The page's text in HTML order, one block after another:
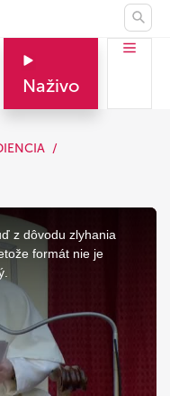
Naživo
z dôvodu zlyhania
formát nie je